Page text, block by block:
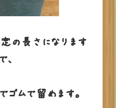
の長さになります
、
ゴムで留めます。